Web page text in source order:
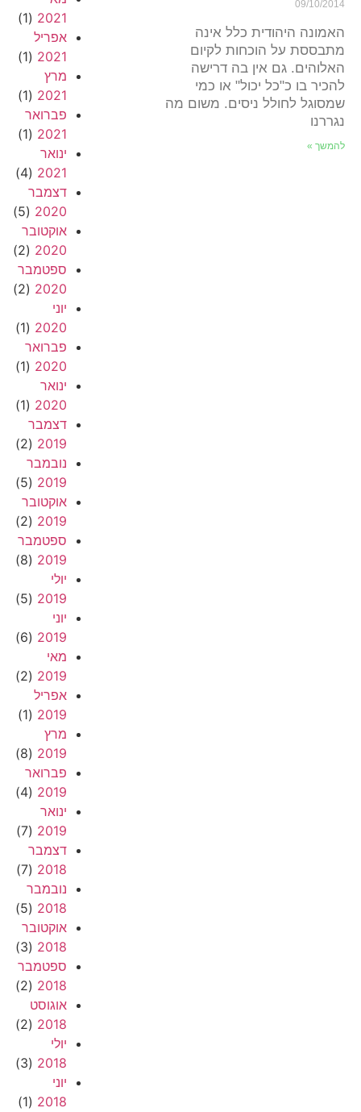
09/10/2014
האמונה היהודית כלל אינה
מתבססת על הוכחות לקיום
האלוהים. גם אין בה דרישה
להכיר בו כ"כל יכול" או כמי
שמסוגל לחולל ניסים. משום מה
נגררנו
להמשך »
2021
(1)
אפריל
2021
(1)
מרץ
2021
(1)
פברואר
2021
(1)
ינואר
2021
(4)
דצמבר
2020
(5)
אוקטובר
2020
(2)
ספטמבר
2020
(2)
יוני
2020
(1)
פברואר
2020
(1)
ינואר
2020
(1)
דצמבר
2019
(2)
נובמבר
2019
(5)
אוקטובר
2019
(2)
ספטמבר
2019
(8)
יולי
2019
(5)
יוני
2019
(6)
מאי
2019
(2)
אפריל
2019
(1)
מרץ
2019
(8)
פברואר
2019
(4)
ינואר
2019
(7)
דצמבר
2018
(7)
נובמבר
2018
(5)
אוקטובר
2018
(3)
ספטמבר
2018
(2)
אוגוסט
2018
(2)
יולי
2018
(3)
יוני
2018
(1)